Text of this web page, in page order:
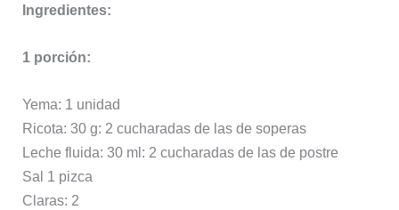
Ingredientes:
1 porción:
Yema: 1 unidad
Ricota: 30 g: 2 cucharadas de las de soperas
Leche fluida: 30 ml: 2 cucharadas de las de postre
Sal 1 pizca
Claras: 2